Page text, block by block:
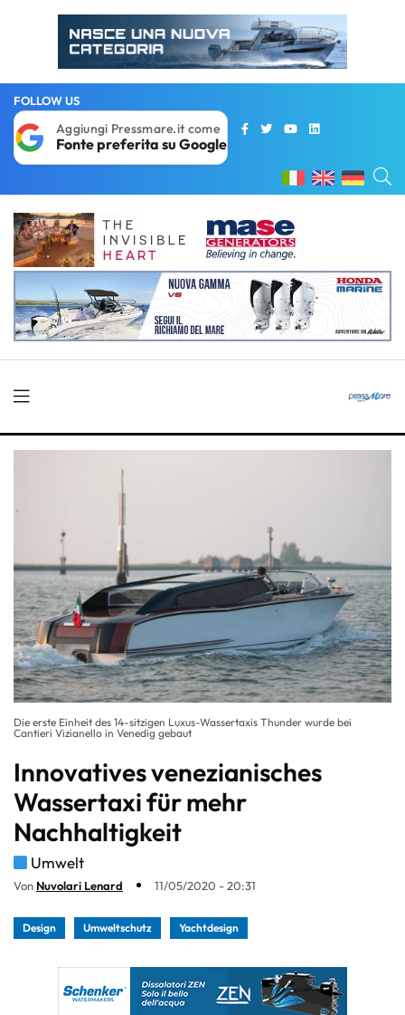
FOLLOW US
Aggiungi Pressmare.it come
Fonte preferita su Google
Die erste Einheit des 14-sitzigen Luxus-Wassertaxis Thunder wurde bei
Cantieri Vizianello in Venedig gebaut
Innovatives venezianisches
Wassertaxi für mehr
Nachhaltigkeit
Umwelt
Von Nuvolari Lenard 11/05/2020 - 20:31
Design Umweltschutz Yachtdesign